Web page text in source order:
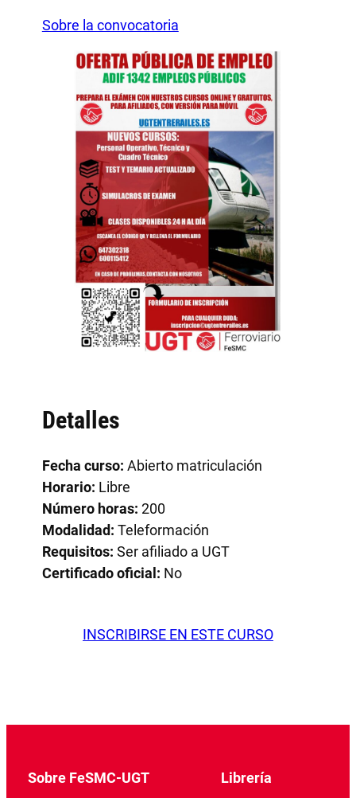
Sobre la convocatoria
Detalles
Fecha curso: Abierto matriculación
Horario: Libre
Número horas: 200
Modalidad: Teleformación
Requisitos: Ser afiliado a UGT
Certificado oficial: No
INSCRIBIRSE EN ESTE CURSO
Sobre FeSMC-UGT Librería